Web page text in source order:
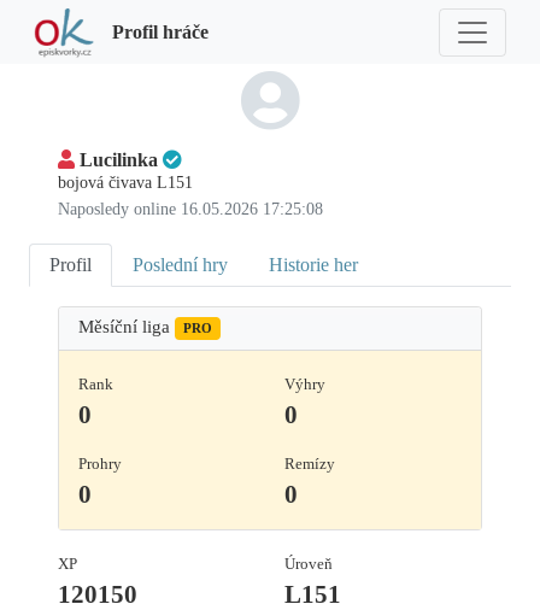
Profil hráče
Lucilinka
bojová čivava L151
Naposledy online 16.05.2026 17:25:08
Profil Poslední hry Historie her
Měsíční liga PRO
Rank
0
Výhry
0
Prohry
0
Remízy
0
XP
120150
Úroveň
L151